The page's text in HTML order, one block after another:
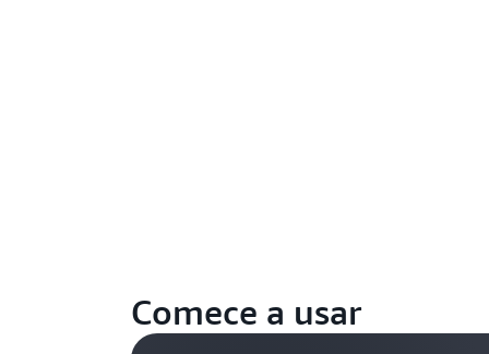
Comece a usar